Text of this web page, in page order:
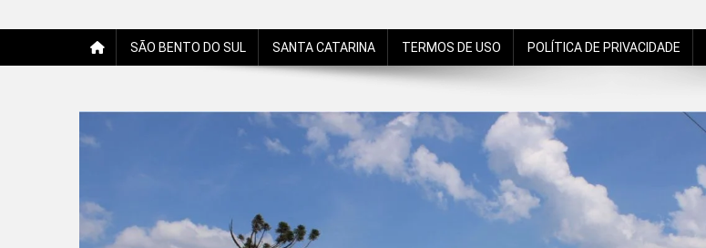
SÃO BENTO DO SUL SANTA CATARINA TERMOS DE USO POLÍTICA DE PRIVACIDADE